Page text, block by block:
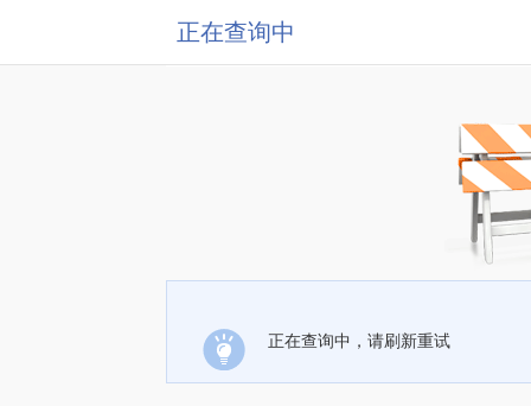
正在查询中
正在查询中，请刷新重试